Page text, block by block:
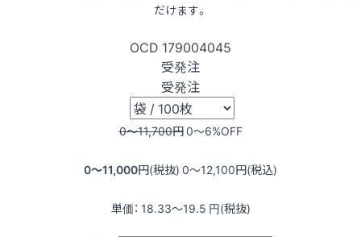
だけます。
OCD 179004045
受発注
受発注
0〜11,700円0〜6%OFF
0〜11,000円(税抜) 0〜12,100円(税込)
単価： 18.33〜19.5 円(税抜)